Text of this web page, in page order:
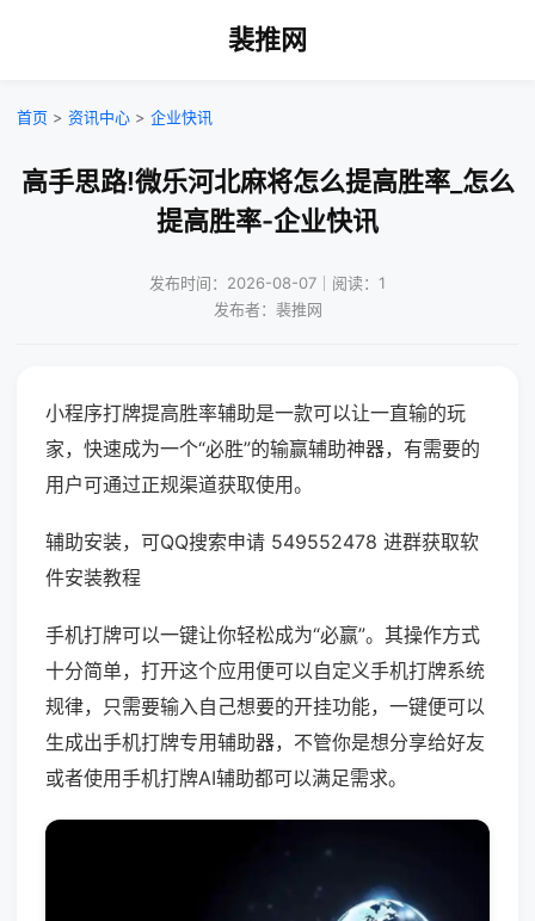
裴推网
首页 > 资讯中心 > 企业快讯
高手思路!微乐河北麻将怎么提高胜率_怎么
提高胜率-企业快讯
发布时间：2026-08-07｜阅读：1
发布者：裴推网
小程序打牌提高胜率辅助是一款可以让一直输的玩
家，快速成为一个“必胜”的输赢辅助神器，有需要的
用户可通过正规渠道获取使用。
辅助安装，可QQ搜索申请 549552478 进群获取软
件安装教程
手机打牌可以一键让你轻松成为“必赢”。其操作方式
十分简单，打开这个应用便可以自定义手机打牌系统
规律，只需要输入自己想要的开挂功能，一键便可以
生成出手机打牌专用辅助器，不管你是想分享给好友
或者使用手机打牌AI辅助都可以满足需求。